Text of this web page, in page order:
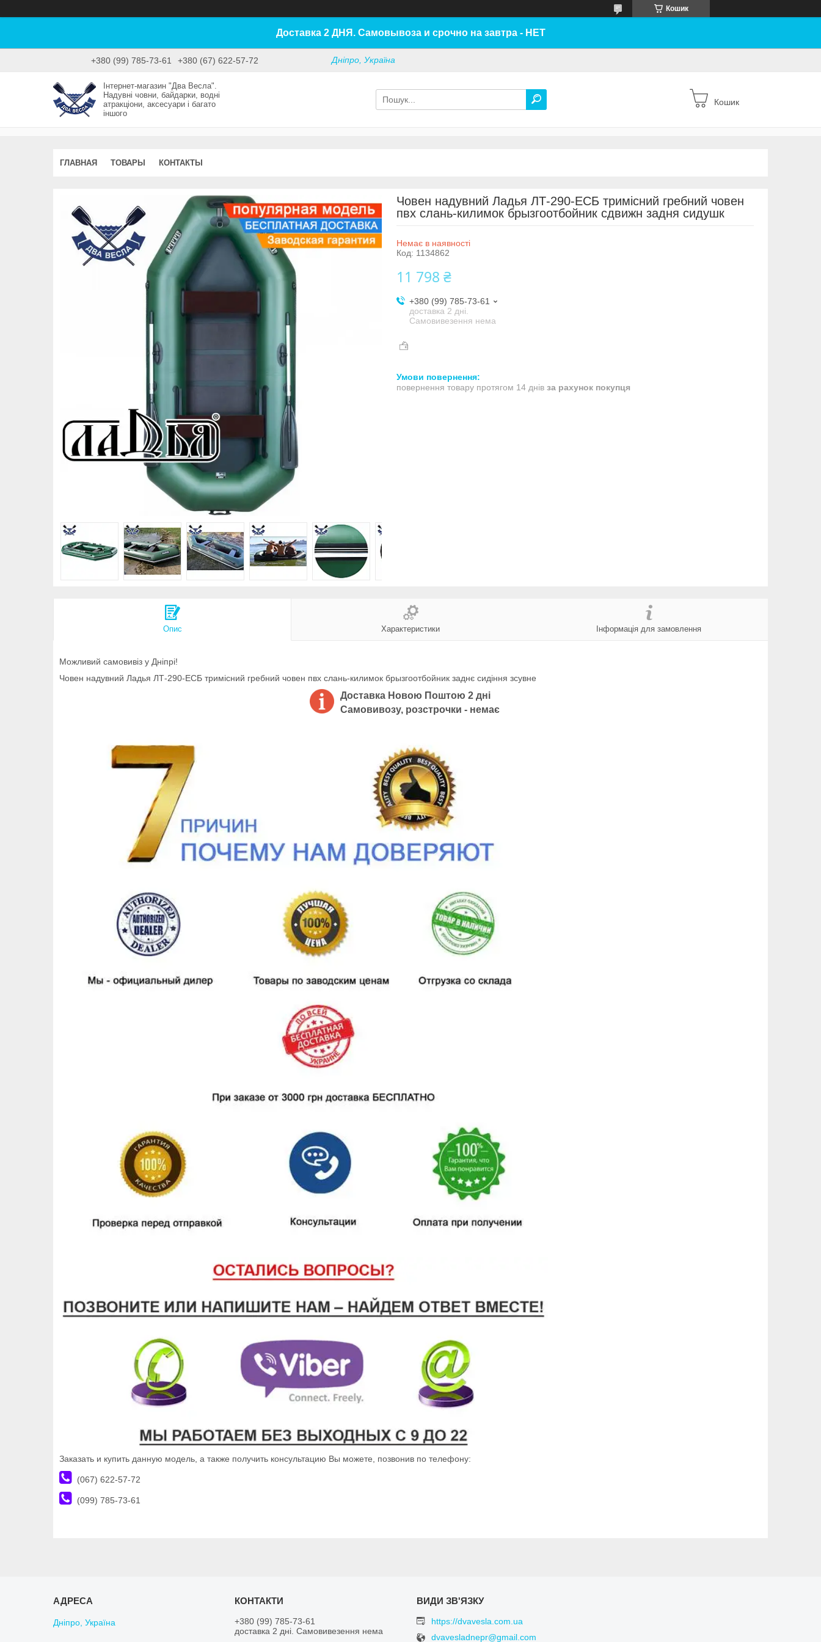
Кошик
Доставка 2 ДНЯ. Самовывоза и срочно на завтра - НЕТ
+380 (99) 785-73-61 +380 (67) 622-57-72 Дніпро, Україна
Інтернет-магазин "Два Весла".
Надувні човни, байдарки, водні
атракціони, аксесуари і багато
іншого
Кошик
ГЛАВНАЯ ТОВАРЫ КОНТАКТЫ
Човен надувний Ладья ЛТ-290-ЕСБ тримісний гребний човен
пвх слань-килимок брызгоотбойник сдвижн задня сидушк
Немає в наявності
Код: 1134862
11 798 ₴
+380 (99) 785-73-61
доставка 2 дні.
Самовивезення нема
повернення товару протягом 14 днів за рахунок покупця
Опис Характеристики Інформація для замовлення
Можливий самовивіз у Дніпрі!
Човен надувний Ладья ЛТ-290-ЕСБ тримісний гребний човен пвх слань-килимок брызгоотбойник заднє сидіння зсувне
Доставка Новою Поштою 2 дні
Самовивозу, розстрочки - немає
Заказать и купить данную модель, а также получить консультацию Вы можете, позвонив по телефону:
(067) 622-57-72
(099) 785-73-61
Дніпро, Україна
+380 (99) 785-73-61
доставка 2 дні. Самовивезення нема
https://dvavesla.com.ua
dvavesladnepr@gmail.com